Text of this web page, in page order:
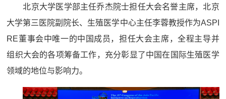
北京大学医学部主任乔杰院士担任大会名誉主席，北京
大学第三医院副院长、生殖医学中心主任李蓉教授作为ASPI
RE董事会中唯一的中国成员，担任大会主席，全程主导并
组织大会的各项筹备工作，充分彰显了中国在国际生殖医学
领域的地位与影响力。